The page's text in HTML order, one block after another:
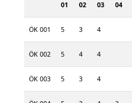
01
02
03
04
ÖK 001 5 3 4
ÖK 002 5 4 4
ÖK 003 5 3 4